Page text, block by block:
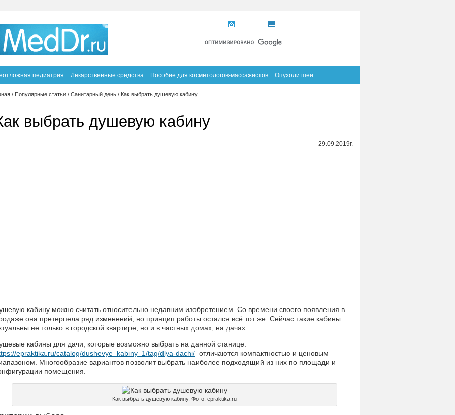
педиатрия Лекарственные средства Пособие для косметологов-массажистов Опухоли шеи
/ Популярные статьи / Санитарный день / Как выбрать душевую кабину
выбрать душевую кабину
29.09.2019г.
кабину можно считать относительно недавним изобретением. Со времени своего появления в
она претерпела ряд изменений, но принцип работы остался всё тот же. Сейчас такие кабины
не только в городской квартире, но и в частных домах, на дачах.
кабины для дачи, которые возможно выбрать на данной станице:
epraktika.ru/catalog/dushevye_kabiny_1/tag/dlya-dachi/ отличаются компактностью и ценовым
Многообразие вариантов позволит выбрать наиболее подходящий из них по площади и
помещения.
Как выбрать душевую кабину. Фото: epraktika.ru